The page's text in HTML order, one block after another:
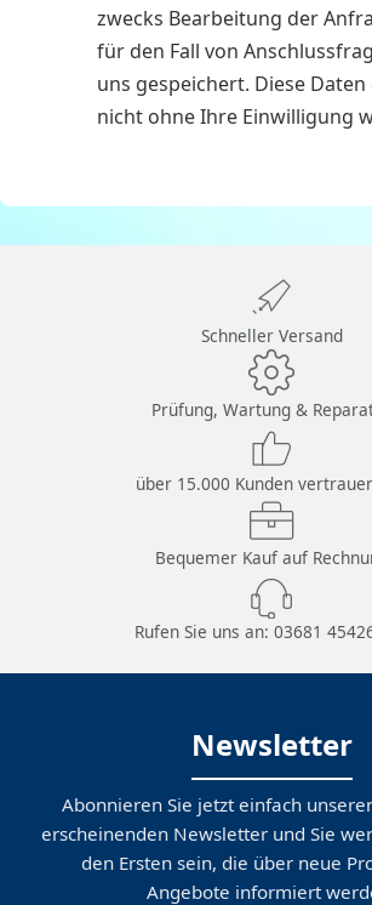
zwecks Bearbeitung der
für den Fall von
uns gespeichert. Diese
nicht ohne Ihre Einwilligung
Schneller Versand
Prüfung, Wartung &
über 15.000 Kunden
Bequemer Kauf auf
Rufen Sie uns an: 03681
Newsletter
Abonnieren Sie jetzt einfach
erscheinenden Newsletter und Sie
den Ersten sein, die über neue
Angebote informiert